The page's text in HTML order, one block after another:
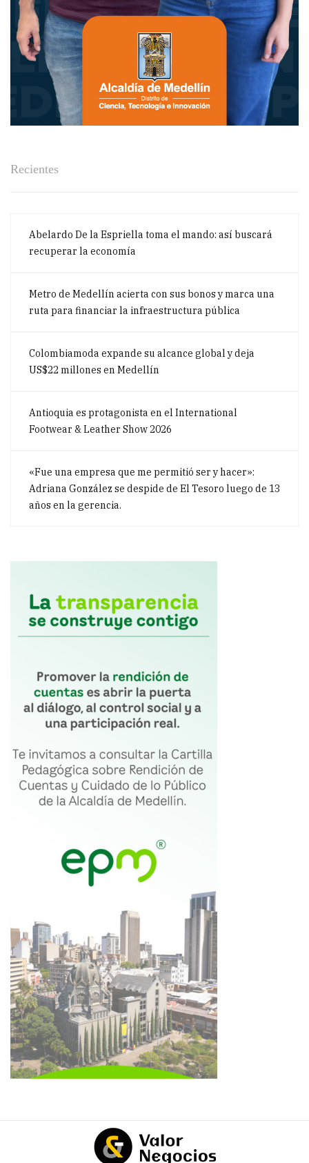
Recientes
Abelardo De la Espriella toma el mando: así buscará
recuperar la economía
Metro de Medellín acierta con sus bonos y marca una
ruta para financiar la infraestructura pública
Colombiamoda expande su alcance global y deja
US$22 millones en Medellín
Antioquia es protagonista en el International
Footwear & Leather Show 2026
«Fue una empresa que me permitió ser y hacer»:
Adriana González se despide de El Tesoro luego de 13
años en la gerencia.